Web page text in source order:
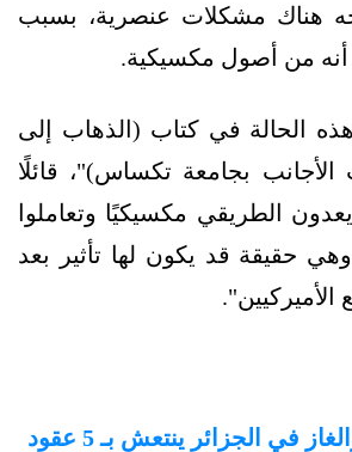
هناك مشكلات عنصرية، بسبب
أنه من أصول مكسيكية.
الحالة في كتاب (الذهاب إلى
بجامعة تكساس)"، قائلًا
الطريقي مكسيكيًا وتعاملوا
حقيقة قد يكون لها تأثير بعد
إنتاج النفط والغاز في الجزائر ينتعش بـ 5 عقود